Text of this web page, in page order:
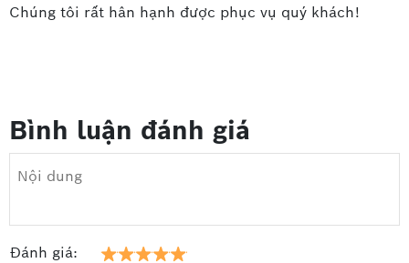
Chúng tôi rất hân hạnh được phục vụ quý khách!
Bình luận đánh giá
Đánh giá: